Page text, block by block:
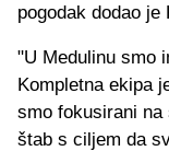
pogodak dodao je
"U Medulinu smo
Kompletna ekipa
smo fokusirani
štab s ciljem da